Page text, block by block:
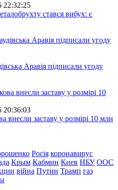
22:32:25
стався вибух: є
Аравія підписали угоду
20:36:03
внесли заставу у розмірі 10 млн
Росія коронавирус
Крым Кабмин Киев НБУ ООС
війна Путин Трамп газ